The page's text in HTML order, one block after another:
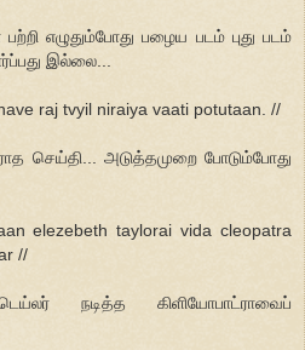
பற்றி எழுதும்போது பழைய படம் புது படம்
இல்லை...
raj tvyil niraiya vaati potutaan. //
செய்தி... அடுத்தமுறை போடும்போது
elezebeth taylorai vida cleopatra
//
நடித்த கிளியோபாட்ராவைப்